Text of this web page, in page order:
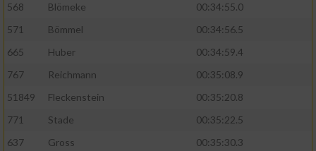
568
Blömeke
00:34:55.0
571
Bömmel
00:34:56.5
665
Huber
00:34:59.4
767
Reichmann
00:35:08.9
51849
Fleckenstein
00:35:20.8
771
Stade
00:35:22.5
637
Gross
00:35:30.3